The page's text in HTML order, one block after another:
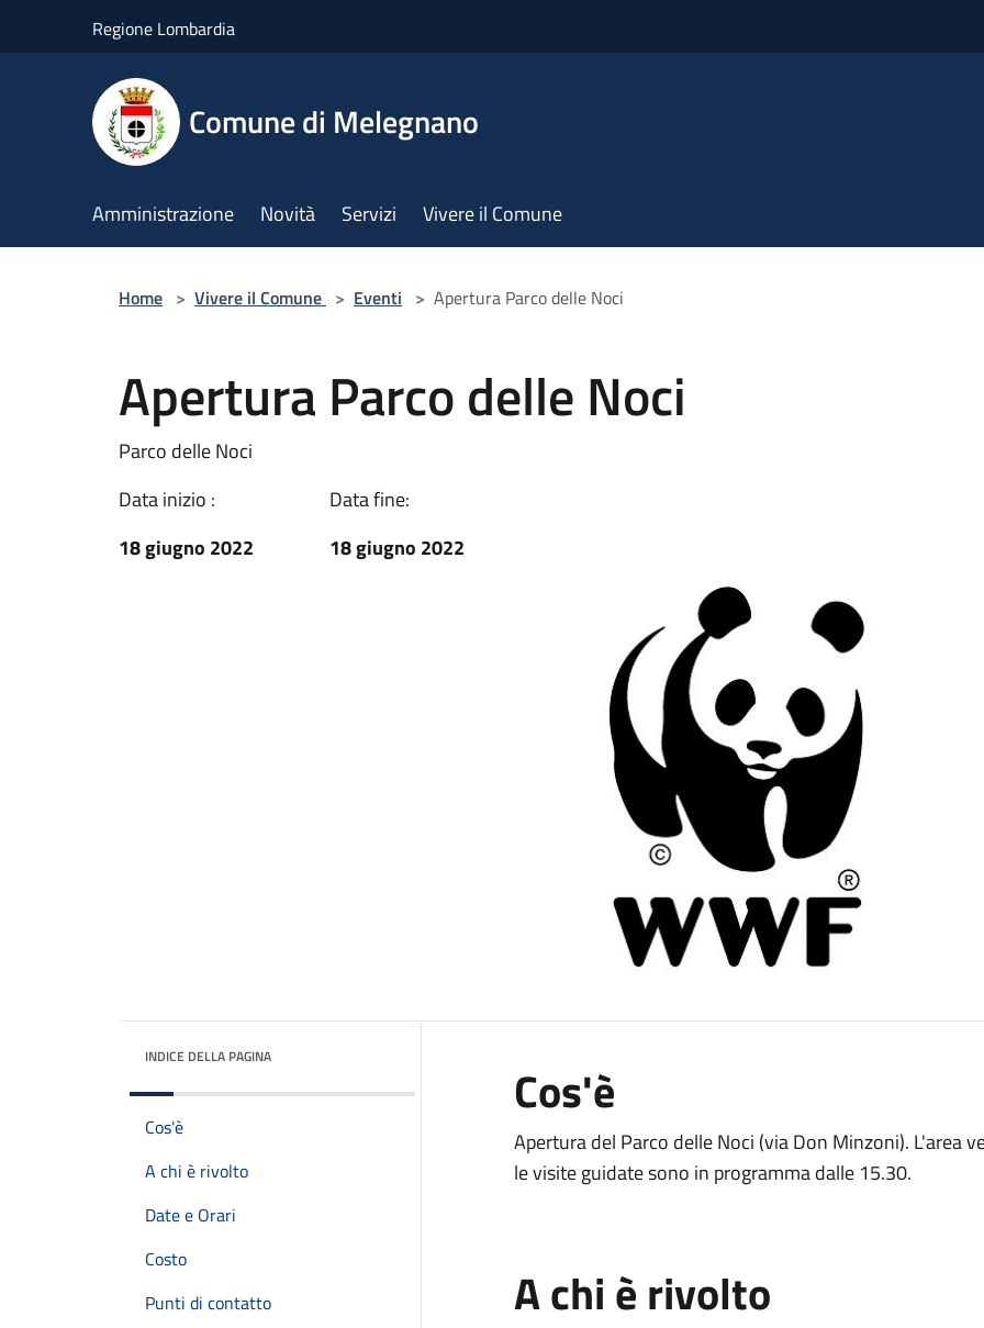
Regione Lombardia
Comune di Melegnano
Amministrazione Novità Servizi Vivere il Comune
Home > Vivere il Comune > Eventi > Apertura Parco delle Noci
Apertura Parco delle Noci
Parco delle Noci
Data inizio :
18 giugno 2022
Data fine:
18 giugno 2022
INDICE DELLA PAGINA
Cos'è
A chi è rivolto
Date e Orari
Costo
Punti di contatto
Cos'è
Apertura del Parco delle Noci (via Don Minzoni). L'area
le visite guidate sono in programma dalle 15.30.
A chi è rivolto